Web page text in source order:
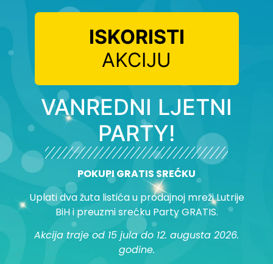
ISKORISTI
AKCIJU
VANREDNI LJETNI
PARTY!
POKUPI GRATIS SREĆKU
Uplati dva žuta listića u prodajnoj mreži Lutrije
BiH i preuzmi srećku Party GRATIS.
Akcija traje od 15 jula do 12. augusta 2026.
godine.